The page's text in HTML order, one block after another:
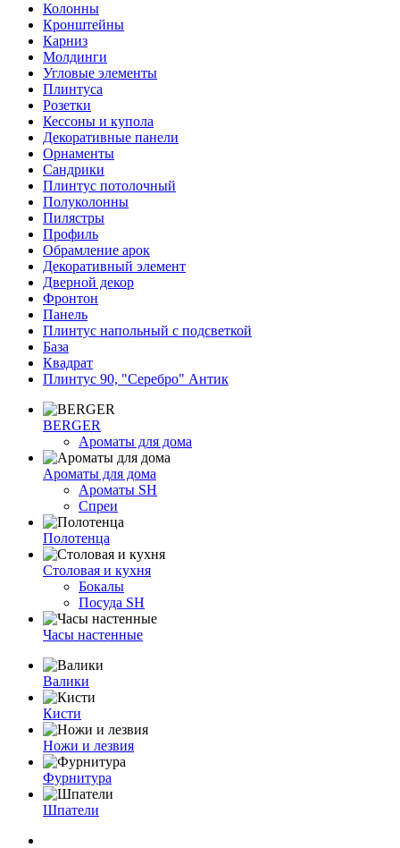
Колонны
Кронштейны
Карниз
Молдинги
Угловые элементы
Плинтуса
Розетки
Кессоны и купола
Декоративные панели
Орнаменты
Сандрики
Плинтус потолочный
Полуколонны
Пилястры
Профиль
Обрамление арок
Декоративный элемент
Дверной декор
Фронтон
Панель
Плинтус напольный с подсветкой
База
Квадрат
Плинтус 90, "Серебро" Антик
BERGER
Ароматы для дома
Ароматы для дома
Ароматы SH
Спреи
Полотенца
Столовая и кухня
Бокалы
Посуда SH
Часы настенные
Валики
Кисти
Ножи и лезвия
Фурнитура
Шпатели